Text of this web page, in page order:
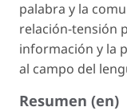
palabra y la
relación-tensión
información y la
al campo del
Resumen (en)